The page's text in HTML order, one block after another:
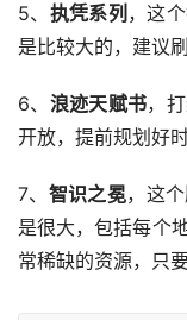
5、 执凭系列 ，这
是比较大的，建议
6、 浪迹天赋书，
开放，提前规划好时
7、 智识之冕，这
是很大，包括每个
常稀缺的资源，只